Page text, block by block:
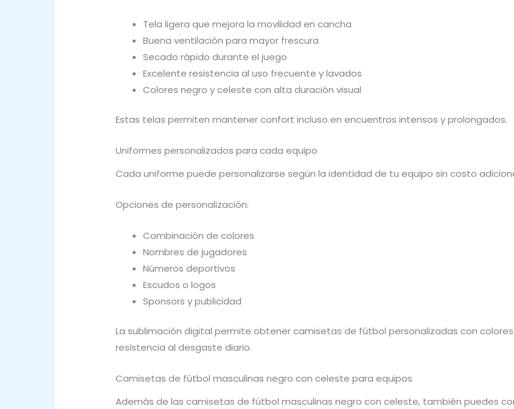
Tela ligera que mejora la movilidad en cancha
Buena ventilación para mayor frescura
Secado rápido durante el juego
Excelente resistencia al uso frecuente y lavados
Colores negro y celeste con alta duración visual
Estas telas permiten mantener confort incluso en encuentros intensos y prolongados.
Uniformes personalizados para cada equipo
Cada uniforme puede personalizarse según la identidad de tu equipo sin costo
Opciones de personalización:
Combinación de colores
Nombres de jugadores
Números deportivos
Escudos o logos
Sponsors y publicidad
La sublimación digital permite obtener camisetas de fútbol personalizadas con
resistencia al desgaste diario.
Camisetas de fútbol masculinas negro con celeste para equipos
Además de las camisetas de fútbol masculinas negro con celeste, también puedes